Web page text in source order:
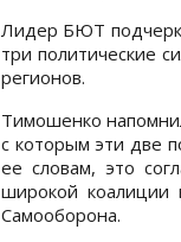
Лидер БЮТ
три политические
регионов.
Тимошенко
с которым эти две
ее словам, это
широкой
Самооборона.